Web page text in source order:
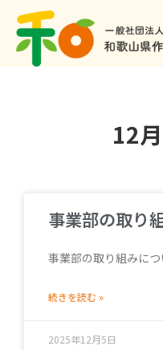
12
事業部の取り
事業部の取り組みに
続きを読む »
2025年12月5日